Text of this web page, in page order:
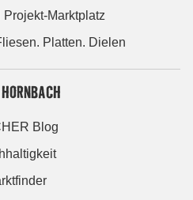
Marktplatz
Platten. Dielen
Blog